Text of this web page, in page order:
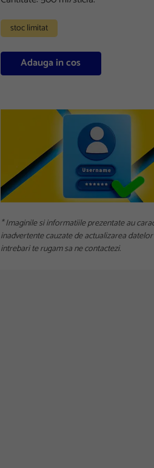
stoc limitat
Adauga in cos
* Imaginile si informatiile prezentate au
inadvertente cauzate de actualizarea
intrebari te rugam sa ne contactezi.